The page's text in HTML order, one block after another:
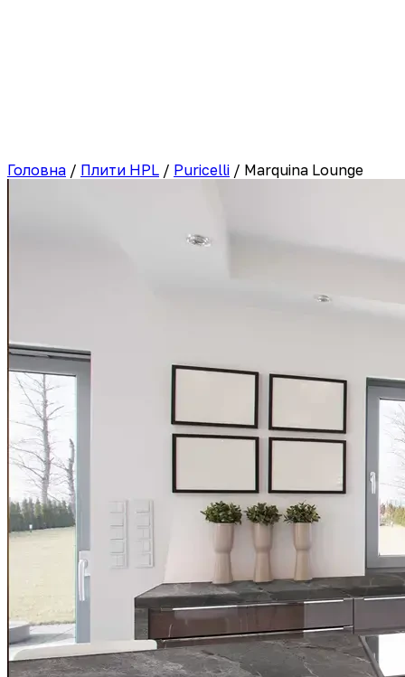
Головна / Плити HPL / Puricelli / Marquina Lounge